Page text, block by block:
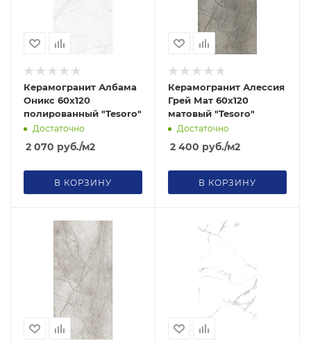
Керамогранит Албама
Оникс 60х120
полированный "Tesoro"
Достаточно
2 070 руб./м2
В КОРЗИНУ
Керамогранит Алессия
Грей Мат 60х120
матовый "Tesoro"
Достаточно
2 400 руб./м2
В КОРЗИНУ